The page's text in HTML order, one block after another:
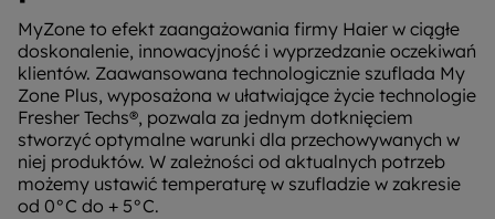
MyZone to efekt zaangażowania firmy Haier w ciągłe
doskonalenie, innowacyjność i wyprzedzanie oczekiwań
klientów. Zaawansowana technologicznie szuflada My
Zone Plus, wyposażona w ułatwiające życie technologie
Fresher Techs®, pozwala za jednym dotknięciem
stworzyć optymalne warunki dla przechowywanych w
niej produktów. W zależności od aktualnych potrzeb
możemy ustawić temperaturę w szufladzie w zakresie
od 0°C do + 5°C.